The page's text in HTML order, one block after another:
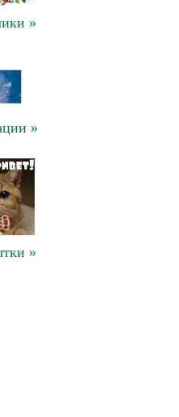
»
»
»